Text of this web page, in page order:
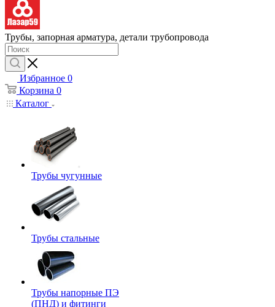
Трубы, запорная арматура, детали трубопровода
Избранное 0
Корзина 0
Каталог
Трубы чугунные
Трубы стальные
Трубы напорные ПЭ
(ПНД) и фитинги